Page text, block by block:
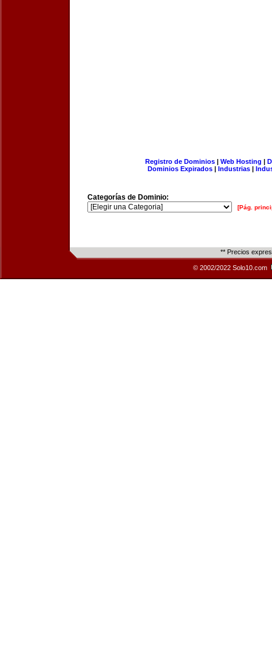
Registro de Dominios| Web Hosting |
Dominios Expirados | Industrias |
Categorías de Dominio:
[Pág.
** Precios
© 2002/2022 Solo10.com